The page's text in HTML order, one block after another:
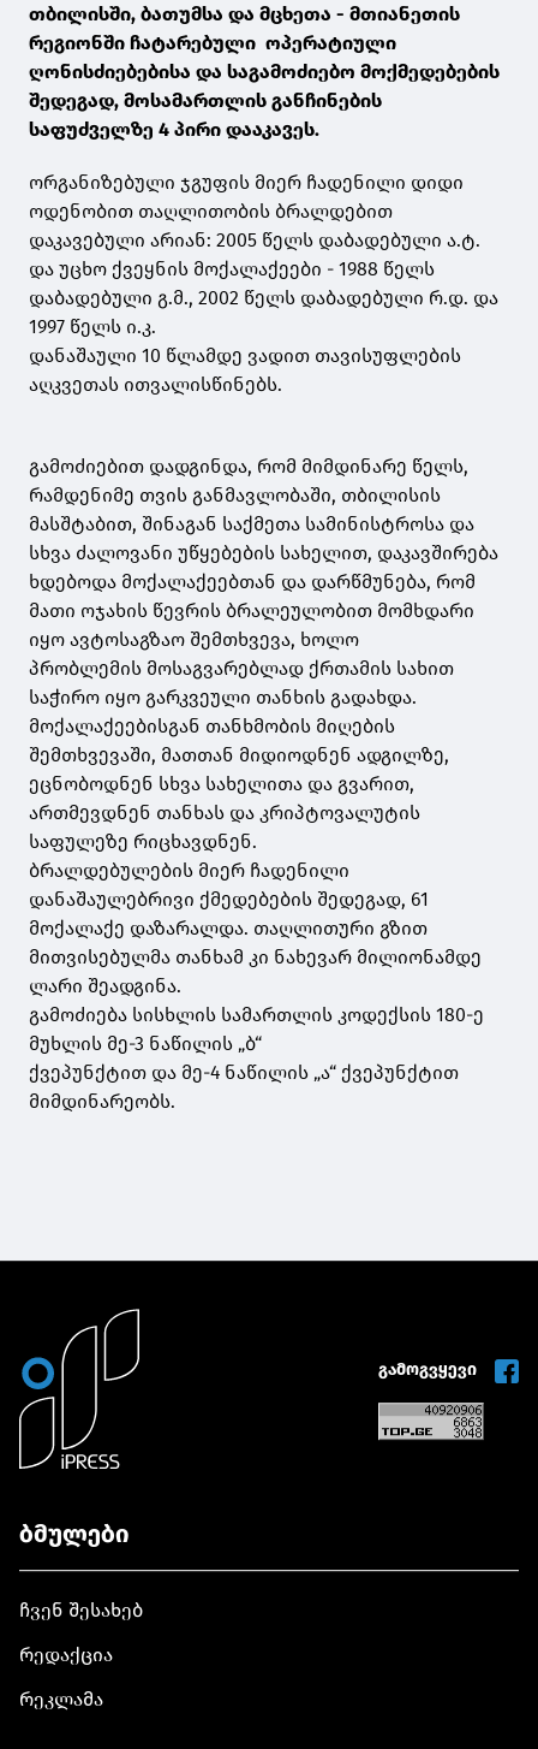
თბილისში, ბათუმსა და მცხეთა - მთიანეთის
რეგიონში ჩატარებული ოპერატიული
ღონისძიებებისა და საგამოძიებო მოქმედებების
შედეგად, მოსამართლის განჩინების
საფუძველზე 4 პირი დააკავეს.
ორგანიზებული ჯგუფის მიერ ჩადენილი დიდი
ოდენობით თაღლითობის ბრალდებით
დაკავებული არიან: 2005 წელს დაბადებული ა.ტ.
და უცხო ქვეყნის მოქალაქეები - 1988 წელს
დაბადებული გ.მ., 2002 წელს დაბადებული რ.დ. და
1997 წელს ი.კ.
დანაშაული 10 წლამდე ვადით თავისუფლების
აღკვეთას ითვალისწინებს.
გამოძიებით დადგინდა, რომ მიმდინარე წელს,
რამდენიმე თვის განმავლობაში, თბილისის
მასშტაბით, შინაგან საქმეთა სამინისტროსა და
სხვა ძალოვანი უწყებების სახელით, დაკავშირება
ხდებოდა მოქალაქეებთან და დარწმუნება, რომ
მათი ოჯახის წევრის ბრალეულობით მომხდარი
იყო ავტოსაგზაო შემთხვევა, ხოლო
პრობლემის მოსაგვარებლად ქრთამის სახით
საჭირო იყო გარკვეული თანხის გადახდა.
მოქალაქეებისგან თანხმობის მიღების
შემთხვევაში, მათთან მიდიოდნენ ადგილზე,
ეცნობოდნენ სხვა სახელითა და გვარით,
ართმევდნენ თანხას და კრიპტოვალუტის
საფულეზე რიცხავდნენ.
ბრალდებულების მიერ ჩადენილი
დანაშაულებრივი ქმედებების შედეგად, 61
მოქალაქე დაზარალდა. თაღლითური გზით
მითვისებულმა თანხამ კი ნახევარ მილიონამდე
ლარი შეადგინა.
გამოძიება სისხლის სამართლის კოდექსის 180-ე
მუხლის მე-3 ნაწილის „ბ“
ქვეპუნქტით და მე-4 ნაწილის „ა“ ქვეპუნქტით
მიმდინარეობს.
გამოგვყევი
ბმულები
ჩვენ შესახებ
რედაქცია
რეკლამა